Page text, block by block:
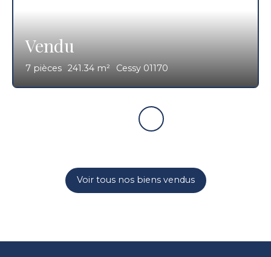
Vendu
7 pièces 241.34 m² Cessy 01170
Voir tous nos biens vendus